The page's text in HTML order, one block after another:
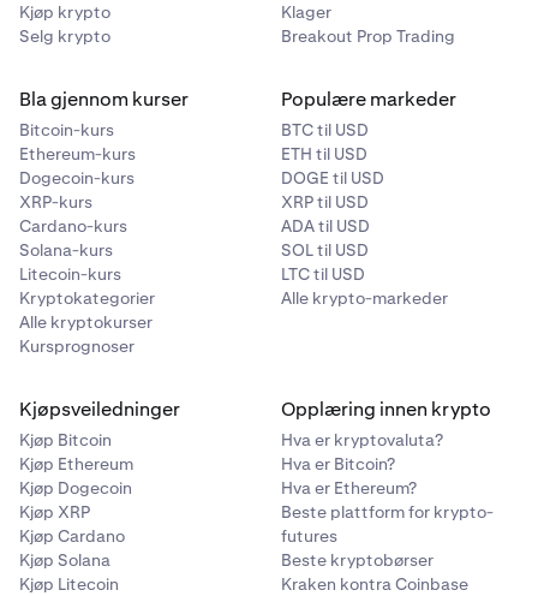
Kjøp krypto
Selg krypto
Klager
Breakout Prop Trading
Bla gjennom kurser
Bitcoin-kurs
Ethereum-kurs
Dogecoin-kurs
XRP-kurs
Cardano-kurs
Solana-kurs
Litecoin-kurs
Kryptokategorier
Alle kryptokurser
Kursprognoser
Populære markeder
BTC til USD
ETH til USD
DOGE til USD
XRP til USD
ADA til USD
SOL til USD
LTC til USD
Alle krypto-markeder
Kjøpsveiledninger
Kjøp Bitcoin
Kjøp Ethereum
Kjøp Dogecoin
Kjøp XRP
Kjøp Cardano
Kjøp Solana
Kjøp Litecoin
Opplæring innen krypto
Hva er kryptovaluta?
Hva er Bitcoin?
Hva er Ethereum?
Beste plattform for krypto-
futures
Beste kryptobørser
Kraken kontra Coinbase